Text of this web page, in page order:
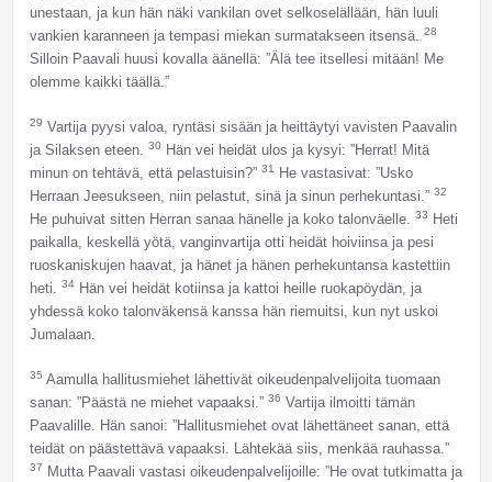
unestaan, ja kun hän näki vankilan ovet selkoselällään, hän luuli
vankien karanneen ja tempasi miekan surmatakseen itsensä. 28
Silloin Paavali huusi kovalla äänellä: ”Älä tee itsellesi mitään! Me
olemme kaikki täällä.”
29 Vartija pyysi valoa, ryntäsi sisään ja heittäytyi vavisten Paavalin
ja Silaksen eteen. 30
Hän vei heidät ulos ja kysyi: ”Herrat! Mitä
minun on tehtävä, että pelastuisin?” 31
He vastasivat: ”Usko
Herraan Jeesukseen, niin pelastut, sinä ja sinun perhekuntasi.” 32
He puhuivat sitten Herran sanaa hänelle ja koko talonväelle. 33
Heti
paikalla, keskellä yötä, vanginvartija otti heidät hoiviinsa ja pesi
ruoskaniskujen haavat, ja hänet ja hänen perhekuntansa kastettiin
heti. 34Hän vei heidät kotiinsa ja kattoi heille ruokapöydän, ja
yhdessä koko talonväkensä kanssa hän riemuitsi, kun nyt uskoi
Jumalaan.
35 Aamulla hallitusmiehet lähettivät oikeudenpalvelijoita tuomaan
sanan: ”Päästä ne miehet vapaaksi.” 36 Vartija ilmoitti tämän
Paavalille. Hän sanoi: ”Hallitusmiehet ovat lähettäneet sanan, että
teidät on päästettävä vapaaksi. Lähtekää siis, menkää rauhassa.”
37
Mutta Paavali vastasi oikeudenpalvelijoille: ”He ovat tutkimatta ja